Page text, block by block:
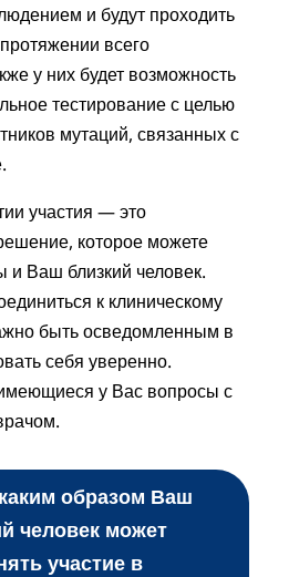
и будут проходить
всего
у них будет возможность
тестирование с целью
мутаций, связанных с
участия — это
которое можете
и Ваш близкий человек.
к клиническому
быть осведомленным в
себя уверенно.
у Вас вопросы с
образом Ваш
человек может
участие в